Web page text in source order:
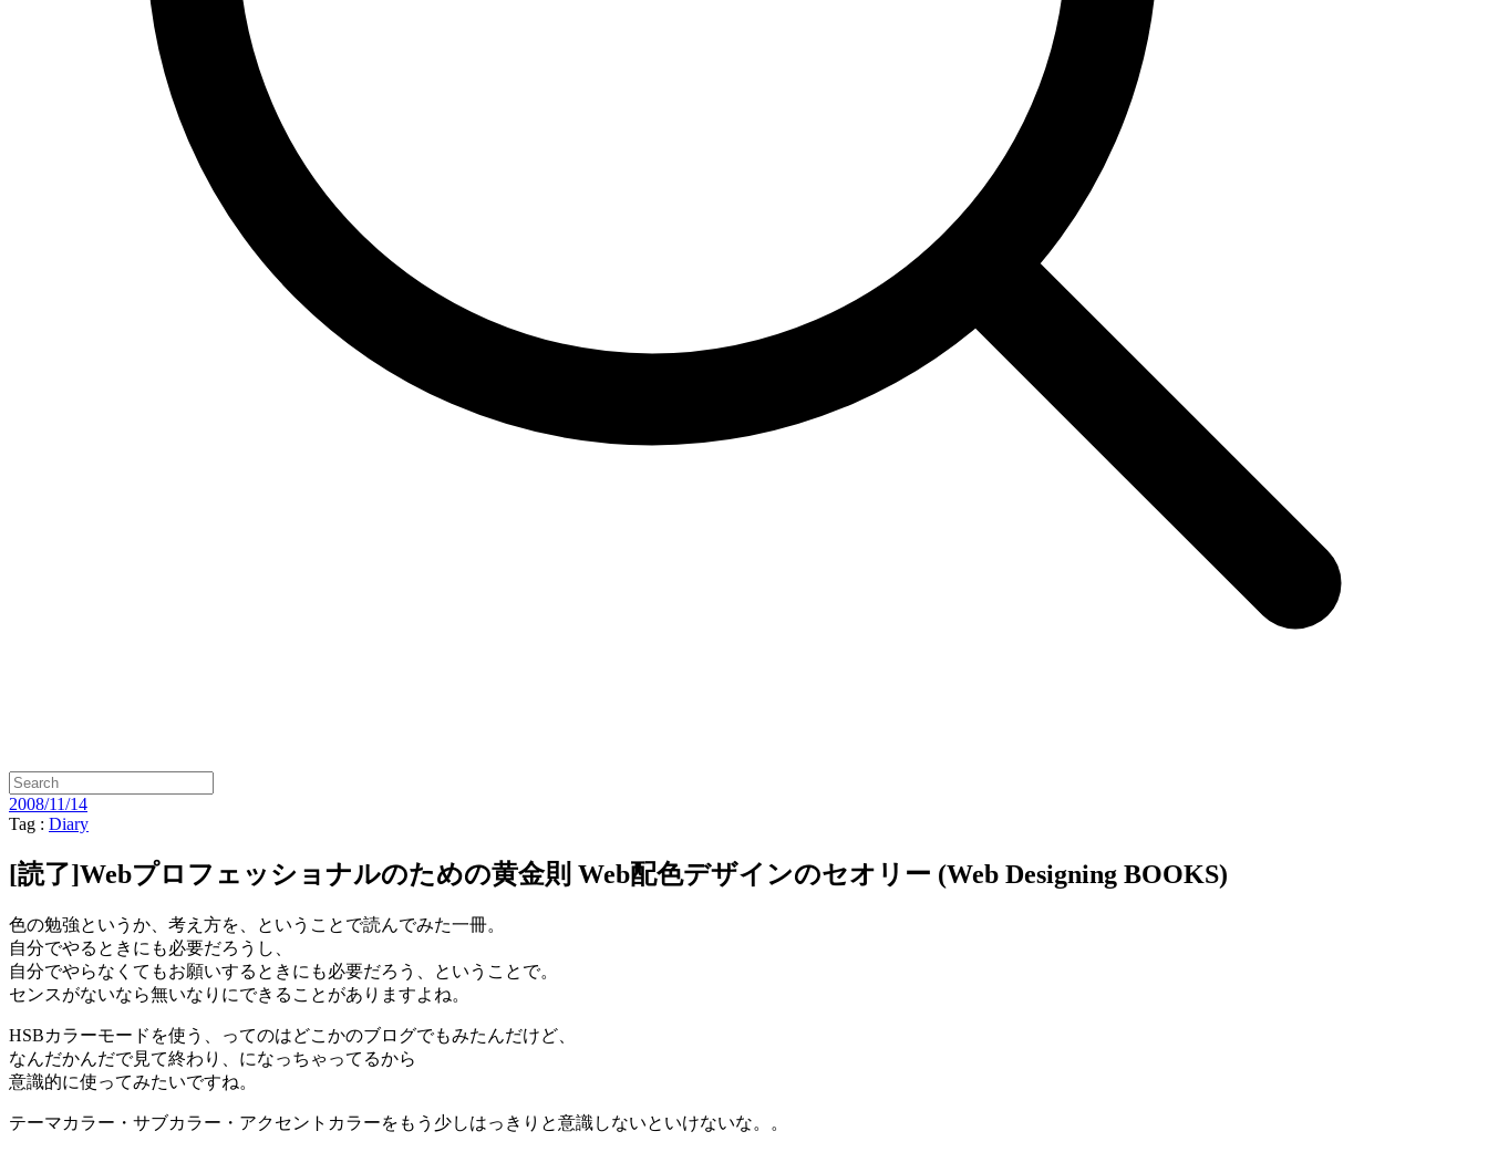
2008/11/14
Tag : Diary
[読了]Webプロフェッショナルのための黄金則 Web配色デザインのセオリー (Web Designing BOOKS)
色の勉強というか、考え方を、ということで読んでみた一冊。
自分でやるときにも必要だろうし、
自分でやらなくてもお願いするときにも必要だろう、ということで。
センスがないなら無いなりにできることがありますよね。
HSBカラーモードを使う、ってのはどこかのブログでもみたんだけど、
なんだかんだで見て終わり、になっちゃってるから
意識的に使ってみたいですね。
テーマカラー・サブカラー・アクセントカラーをもう少しはっきりと意識しないといけないな。。